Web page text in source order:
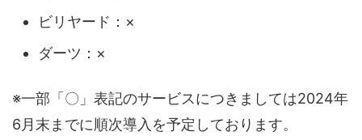
ビリヤード：×
ダーツ：×
※一部「〇」表記のサービスにつきましては2024年
6月末までに順次導入を予定しております。